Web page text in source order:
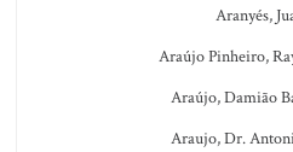
Aranyés,
Araújo Pinheiro,
Araújo, Damião
Araujo, Dr.